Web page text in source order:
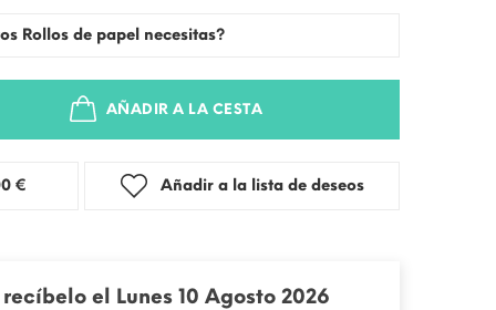
Rollos de papel necesitas?
AÑADIR A LA CESTA
3,00 € Añadir a la lista de deseos
el Lunes 10 Agosto 2026